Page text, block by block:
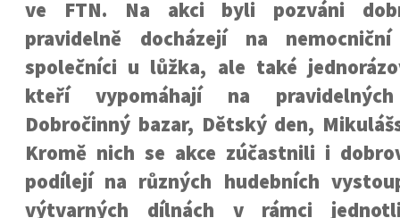
ve FTN. Na akci byli pozváni
pravidelně docházejí na
společníci u lůžka, ale také
kteří vypomáhají na
Dobročinný bazar, Dětský den,
Kromě nich se akce zúčastnili i
podílejí na různých hudebních
výtvarných dílnách v rámci